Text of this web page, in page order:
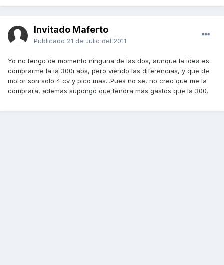
Invitado Maferto
Publicado 21 de Julio del 2011
Yo no tengo de momento ninguna de las dos, aunque la idea es
comprarme la la 300i abs, pero viendo las diferencias, y que de
motor son solo 4 cv y pico mas...Pues no se, no creo que me la
comprara, ademas supongo que tendra mas gastos que la 300.